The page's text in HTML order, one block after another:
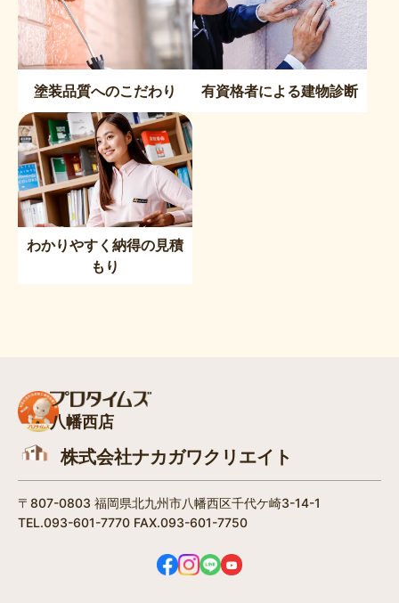
塗装品質へのこだわり 有資格者による建物診断
わかりやすく納得の見積
もり
八幡西店
株式会社ナカガワクリエイト
〒807-0803 福岡県北九州市八幡西区千代ケ崎3-14-1
TEL.093-601-7770 FAX.093-601-7750